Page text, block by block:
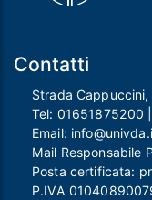
Contatti
Strada
Tel: 01651875200
Email:
Mail Responsabile
Posta certificata:
P.IVA